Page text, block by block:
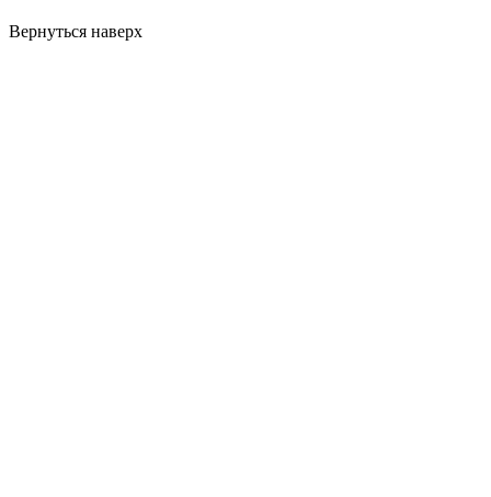
Вернуться наверх